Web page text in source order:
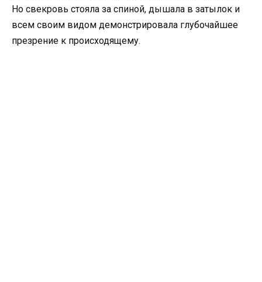
Но свекровь стояла за спиной, дышала в затылок и
всем своим видом демонстрировала глубочайшее
презрение к происходящему.